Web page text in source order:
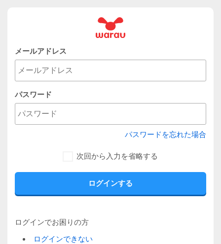
メールアドレス
パスワード
パスワードを忘れた場合
次回から入力を省略する
ログインでお困りの方
ログインできない